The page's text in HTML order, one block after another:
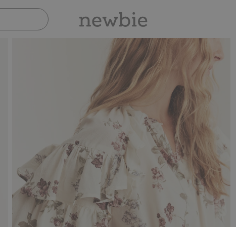
Sicher bezahlen mit PayPal & Apple Pay